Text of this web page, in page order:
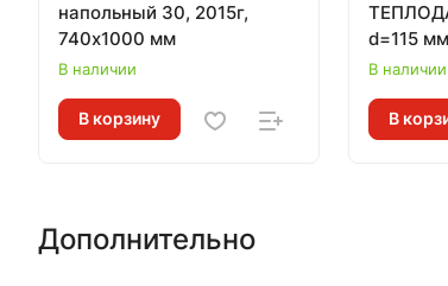
напольный 30, 2015г,
740х1000 мм
В наличии
В корзину
d=115
В наличии
В
Дополнительно